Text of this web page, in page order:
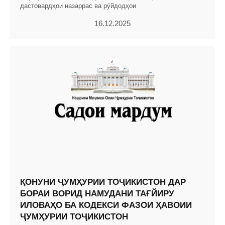
дастовардҳои назаррас ва рӯйдодҳои
16.12.2025
ҚОНУНИ ҶУМҲУРИИ ТОҶИКИСТОН ДАР
БОРАИ ВОРИД НАМУДАНИ ТАҒЙИРУ
ИЛОВАҲО БА КОДЕКСИ ФАЗОИ ҲАВОИИ
ҶУМҲУРИИ ТОҶИКИСТОН